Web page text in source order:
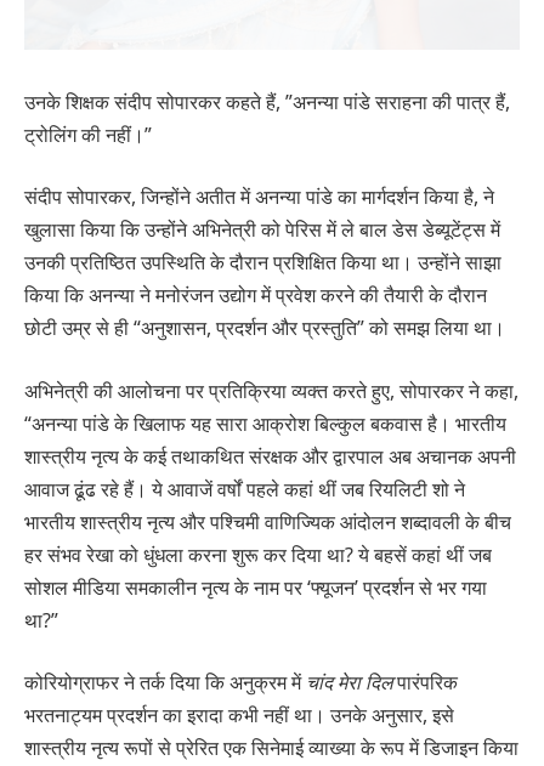
उनके शिक्षक संदीप सोपारकर कहते हैं, ”अनन्या पांडे सराहना की पात्र हैं,
ट्रोलिंग की नहीं।”
संदीप सोपारकर, जिन्होंने अतीत में अनन्या पांडे का मार्गदर्शन किया है, ने
खुलासा किया कि उन्होंने अभिनेत्री को पेरिस में ले बाल डेस डेब्यूटेंट्स में
उनकी प्रतिष्ठित उपस्थिति के दौरान प्रशिक्षित किया था। उन्होंने साझा
किया कि अनन्या ने मनोरंजन उद्योग में प्रवेश करने की तैयारी के दौरान
छोटी उम्र से ही “अनुशासन, प्रदर्शन और प्रस्तुति” को समझ लिया था।
अभिनेत्री की आलोचना पर प्रतिक्रिया व्यक्त करते हुए, सोपारकर ने कहा,
“अनन्या पांडे के खिलाफ यह सारा आक्रोश बिल्कुल बकवास है। भारतीय
शास्त्रीय नृत्य के कई तथाकथित संरक्षक और द्वारपाल अब अचानक अपनी
आवाज ढूंढ रहे हैं। ये आवाजें वर्षों पहले कहां थीं जब रियलिटी शो ने
भारतीय शास्त्रीय नृत्य और पश्चिमी वाणिज्यिक आंदोलन शब्दावली के बीच
हर संभव रेखा को धुंधला करना शुरू कर दिया था? ये बहसें कहां थीं जब
सोशल मीडिया समकालीन नृत्य के नाम पर ‘फ्यूजन’ प्रदर्शन से भर गया
था?”
कोरियोग्राफर ने तर्क दिया कि अनुक्रम में चांद मेरा दिलपारंपरिक
भरतनाट्यम प्रदर्शन का इरादा कभी नहीं था। उनके अनुसार, इसे
शास्त्रीय नृत्य रूपों से प्रेरित एक सिनेमाई व्याख्या के रूप में डिजाइन किया